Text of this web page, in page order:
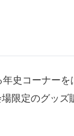
史コーナーを
限定のグッズ